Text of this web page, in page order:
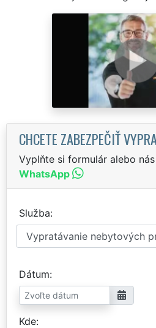
CHCETE ZABEZPEČIŤ
Vyplňte si formulár alebo
WhatsApp
Služba
Dátum
Kde